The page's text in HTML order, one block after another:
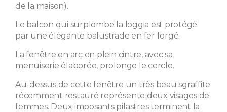
de la maison).
Le balcon qui surplombe la loggia est protégé
par une élégante balustrade en fer forgé.
La fenêtre en arc en plein cintre, avec sa
menuiserie élaborée, prolonge le cercle.
Au-dessus de cette fenêtre un très beau sgraffite
récemment restauré représente deux visages de
femmes. Deux imposants pilastres terminent la